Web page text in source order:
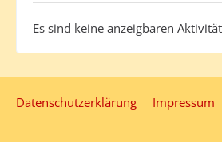
Es sind keine anzeigbaren
Datenschutzerklärung Impressum